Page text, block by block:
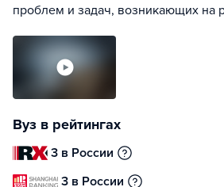
проблем и задач, возникающих на
Вуз в рейтингах
3 в России
3 в России